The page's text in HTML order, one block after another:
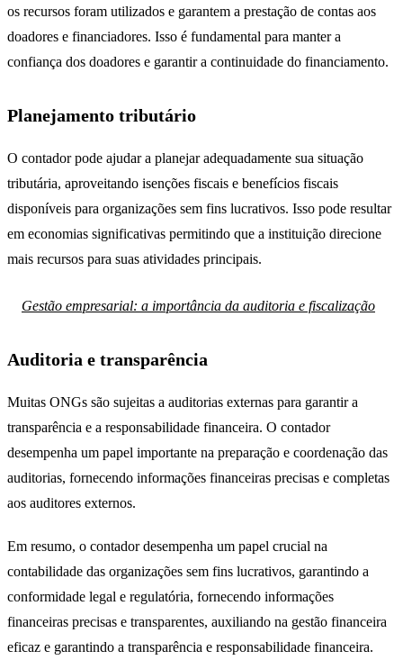
os recursos foram utilizados e garantem a prestação de contas aos
doadores e financiadores. Isso é fundamental para manter a
confiança dos doadores e garantir a continuidade do financiamento.
Planejamento tributário
O contador pode ajudar a planejar adequadamente sua situação
tributária, aproveitando isenções fiscais e benefícios fiscais
disponíveis para organizações sem fins lucrativos. Isso pode resultar
em economias significativas permitindo que a instituição direcione
mais recursos para suas atividades principais.
Gestão empresarial: a importância da auditoria e fiscalização
Auditoria e transparência
Muitas ONGs são sujeitas a auditorias externas para garantir a
transparência e a responsabilidade financeira. O contador
desempenha um papel importante na preparação e coordenação das
auditorias, fornecendo informações financeiras precisas e completas
aos auditores externos.
Em resumo, o contador desempenha um papel crucial na
contabilidade das organizações sem fins lucrativos, garantindo a
conformidade legal e regulatória, fornecendo informações
financeiras precisas e transparentes, auxiliando na gestão financeira
eficaz e garantindo a transparência e responsabilidade financeira.